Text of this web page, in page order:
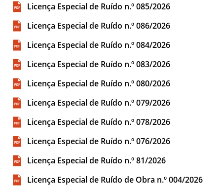
Licença Especial de Ruído n.º 085/2026
Licença Especial de Ruído n.º 086/2026
Licença Especial de Ruído n.º 084/2026
Licença Especial de Ruído n.º 083/2026
Licença Especial de Ruído n.º 080/2026
Licença Especial de Ruído n.º 079/2026
Licença Especial de Ruído n.º 078/2026
Licença Especial de Ruído n.º 076/2026
Licença Especial de Ruído n.º 81/2026
Licença Especial de Ruído de Obra n.º 004/2026